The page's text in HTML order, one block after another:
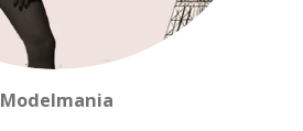
Modelmania